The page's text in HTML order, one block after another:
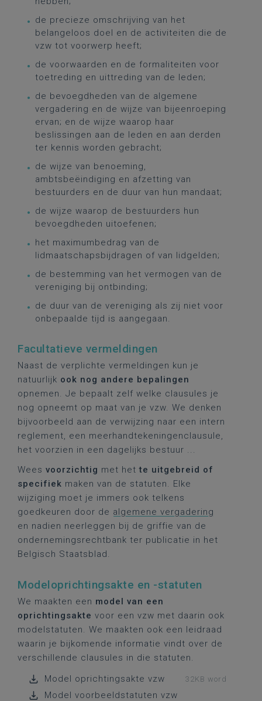
de precieze omschrijving van het
belangeloos doel en de activiteiten die de
vzw tot voorwerp heeft;
de voorwaarden en de formaliteiten voor
toetreding en uittreding van de leden;
de bevoegdheden van de algemene
vergadering en de wijze van bijeenroeping
ervan; en de wijze waarop haar
beslissingen aan de leden en aan derden
ter kennis worden gebracht;
de wijze van benoeming,
ambtsbeëindiging en afzetting van
bestuurders en de duur van hun mandaat;
de wijze waarop de bestuurders hun
bevoegdheden uitoefenen;
het maximumbedrag van de
lidmaatschapsbijdragen of van lidgelden;
de bestemming van het vermogen van de
vereniging bij ontbinding;
de duur van de vereniging als zij niet voor
onbepaalde tijd is aangegaan.
Facultatieve vermeldingen
Naast de verplichte vermeldingen kun je
natuurlijk ook nog andere bepalingen
opnemen. Je bepaalt zelf welke clausules je
nog opneemt op maat van je vzw. We denken
bijvoorbeeld aan de verwijzing naar een intern
reglement, een meerhandtekeningenclausule,
het voorzien in een dagelijks bestuur ...
Wees voorzichtig met hette uitgebreid of
specifiek maken van de statuten. Elke
wijziging moet je immers ook telkens
goedkeuren door de algemene vergadering
en nadien neerleggen bij de griffie van de
ondernemingsrechtbank ter publicatie in het
Belgisch Staatsblad.
Modeloprichtingsakte en -statuten
We maakten een model van een
oprichtingsakte voor een vzw met daarin ook
modelstatuten. We maakten ook een leidraad
waarin je bijkomende informatie vindt over de
verschillende clausules in die statuten.
Model oprichtingsakte vzw
32KB word
Model voorbeeldstatuten vzw